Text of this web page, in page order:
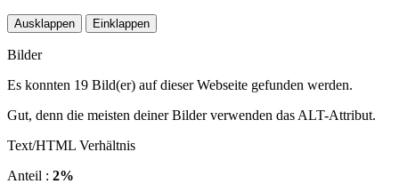
Ausklappen Einklappen
Bilder
Es konnten 19 Bild(er) auf dieser Webseite gefunden werden.
Gut, denn die meisten deiner Bilder verwenden das ALT-Attribut.
Text/HTML Verhältnis
Anteil : 2%